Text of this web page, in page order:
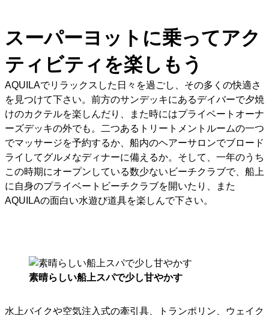
スーパーヨットに乗ってアク
ティビティを楽しもう
AQUILAでリラックスした日々を過ごし、その多くの快適さ
を見つけて下さい。前方のサンデッキにあるデイバーで夕焼
けのカクテルを楽しんだり、また時にはプライベートオーナ
ーズデッキの外でも。二つあるトリートメントルームの一つ
でマッサージを予約するか、船内のヘアーサロンでブロード
ライしてグルメなディナーに備えるか。そして、一年のうち
この時期にオープンしている数少ないビーチクラブで、船上
に自身のプライベートビーチクラブを開いたり、また
AQUILAの面白い水遊び道具を楽しんで下さい。
素晴らしい船上スパで少し甘やかす
水上バイクや空気注入式の牽引具、トランポリン、ウェイク